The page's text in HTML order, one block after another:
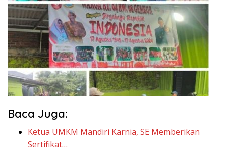
Baca Juga:
Ketua UMKM Mandiri Karnia, SE Memberikan
Sertifikat…